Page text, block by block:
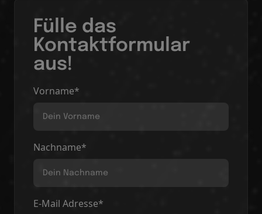
Fülle das
Kontaktformular
aus!
Vorname*
Nachname*
E-Mail Adresse*